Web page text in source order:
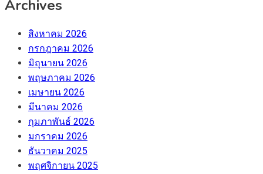
Archives
สิงหาคม 2026
กรกฎาคม 2026
มิถุนายน 2026
พฤษภาคม 2026
เมษายน 2026
มีนาคม 2026
กุมภาพันธ์ 2026
มกราคม 2026
ธันวาคม 2025
พฤศจิกายน 2025